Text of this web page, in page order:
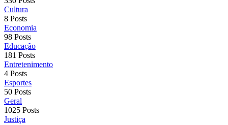
Cultura
8 Posts
Economia
98 Posts
Educação
181 Posts
Entretenimento
4 Posts
Esportes
50 Posts
Geral
1025 Posts
Justiça